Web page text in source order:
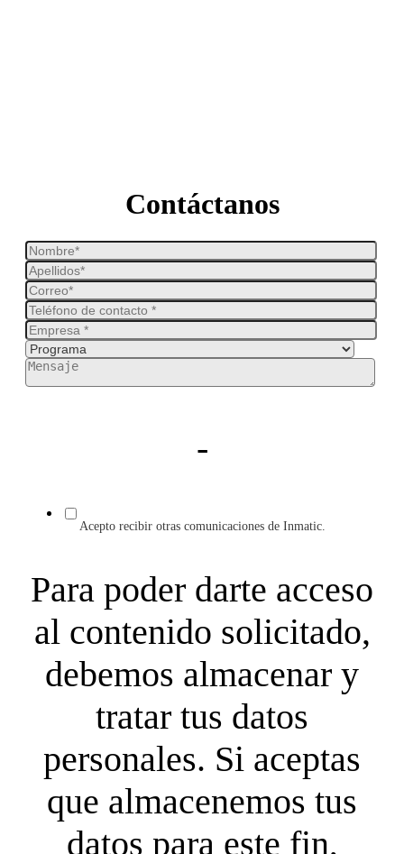
Contáctanos
-
Acepto recibir otras comunicaciones de Inmatic.
Para poder darte acceso
al contenido solicitado,
debemos almacenar y
tratar tus datos
personales. Si aceptas
que almacenemos tus
datos para este fin,